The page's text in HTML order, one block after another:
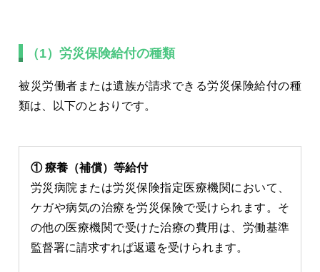
（1）労災保険給付の種類
被災労働者または遺族が請求できる労災保険給付の種
類は、以下のとおりです。
① 療養（補償）等給付
労災病院または労災保険指定医療機関において、
ケガや病気の治療を労災保険で受けられます。そ
の他の医療機関で受けた治療の費用は、労働基準
監督署に請求すれば返還を受けられます。